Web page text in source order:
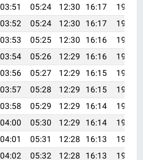
03:51 05:24 12:30 16:17
19:26
03:52 05:24 12:30 16:17
19:25
03:53 05:25 12:30 16:16
19:24
03:54 05:26 12:29 16:16
19:23
03:56 05:27 12:29 16:15
19:22
03:57 05:28 12:29 16:15
19:20
03:58 05:29 12:29 16:14
19:19
04:00 05:30 12:29 16:14
19:18
04:01 05:31 12:28 16:13
19:16
04:02 05:32 12:28 16:13
19:15